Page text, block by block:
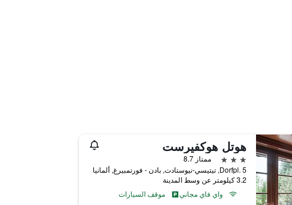
هوتل هوكفيرست
3 نجوم
ممتاز 8.7
Dorfpl. 5, تيتيسي-نيوستادت, بادن - فورتمبيرغ, ألمانيا
3.2 كيلومتر عن وسط المدينة
واي فاي مجاني
موقف السيارات